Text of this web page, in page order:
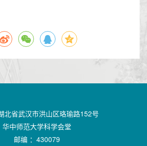
北省武汉市洪山区珞瑜路152号
华中师范大学科学会堂
邮编 ：430079